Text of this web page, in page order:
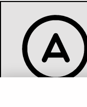
LESBARE